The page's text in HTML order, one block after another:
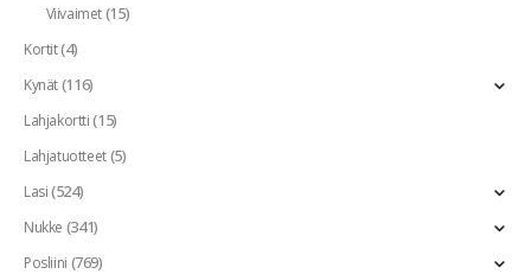
Viivaimet(15)
Kortit(4)
Kynät(116)
Lahjakortti(15)
Lahjatuotteet(5)
Lasi(524)
Nukke (341)
Posliini (769)